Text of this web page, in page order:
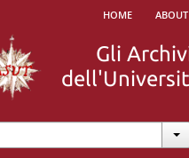
home about